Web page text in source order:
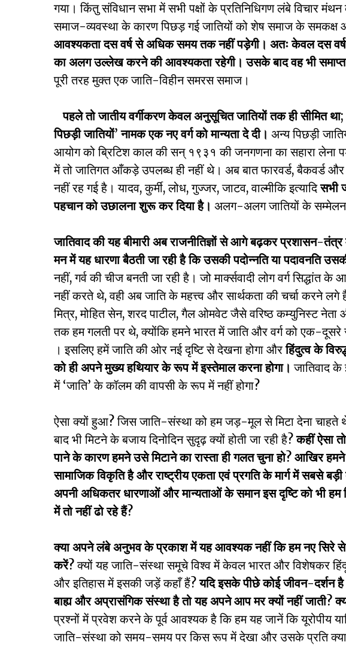
गया। किंतु संविधान सभा में सभी पक्षों के प्रतिनिधिगण लंबे विचार
समाज-व्यवस्था के कारण पिछड़ गई जातियों को शेष समाज के
आवश्यकता दस वर्ष से अधिक समय तक नहीं पड़ेगी। अतः केवल दस
का अलग उल्लेख करने की आवश्यकता रहेगी। उसके बाद वह भी समाप्त
पूरी तरह मुक्त एक जाति-विहीन समरस समाज।
पहले तो जातीय वर्गीकरण केवल अनुसूचित जातियों तक ही सीमित था
पिछड़ी जातियों’नामक एक नए वर्ग को मान्यता दे दी। अन्य पिछड़ी
आयोग को ब्रिटिश काल की सन् १९३१ की जनगणना का सहारा लेना
में तो जातिगत आँकड़े उपलब्ध ही नहीं थे। अब बात फारवर्ड, बैकवर्ड और
नहीं रह गई है। यादव, कुर्मी, लोध, गुज्जर, जाटव, वाल्मीकि इत्यादिसभी
पहचान को उछालना शुरू कर दिया है। अलग-अलग जातियों के सम्मेलन
जातिवाद की यह बीमारी अब राजनीतिज्ञों से आगे बढ़कर प्रशासन-
मन में यह धारणा बैठती जा रही है कि उसकी पदोन्नति या पदावनति
नहीं, गर्व की चीज बनती जा रही है। जो मार्क्सवादी लोग वर्ग
नहीं करते थे, वही अब जाति के महत्त्व और सार्थकता की चर्चा करने
मित्र, मोहित सेन, शरद पाटील, गैल ओमवेट जैसे वरिष्ठ कम्युनिस्ट
तक हम गलती पर थे, क्योंकि हमने भारत में जाति और वर्ग को एक-दूसरे
। इसलिए हमें जाति की ओर नई दृष्टि से देखना होगा औरहिंदुत्व के
को ही अपने मुख्य हथियार के रूप में इस्तेमाल करना होगा। जातिवाद के
में ‘जाति’ के कॉलम की वापसी के रूप में नहीं होगा?
ऐसा क्यों हुआ? जिस जाति-संस्था को हम जड़-मूल से मिटा देना चाहते
बाद भी मिटने के बजाय दिनोदिन सुदृढ़ क्यों होती जा रही है?कहीं ऐसा
पाने के कारण हमने उसे मिटाने का रास्ता ही गलत चुना हो? आखिर हमने
सामाजिक विकृति है और राष्ट्रीय एकता एवं प्रगति के मार्ग में सबसे बड़ी
अपनी अधिकतर धारणाओं और मान्यताओं के समान इस दृष्टि को भी हम
में तो नहीं ढो रहे हैं?
क्या अपने लंबे अनुभव के प्रकाश में यह आवश्यक नहीं कि हम नए सिरे
करें?क्यों यह जाति-संस्था समूचे विश्व में केवल भारत और विशेषकर हिंदू
और इतिहास में इसकी जड़ें कहाँ हैं?यदि इसके पीछे कोई जीवन-दर्शन है
बाह्य और अप्रासंगिक संस्था है तो यह अपने आप मर क्यों नहीं जाती?
प्रश्नों में प्रवेश करने के पूर्व आवश्यक है कि हम यह जानें कि यूरोपीय
जाति-संस्था को समय-समय पर किस रूप में देखा और उसके प्रति क्या